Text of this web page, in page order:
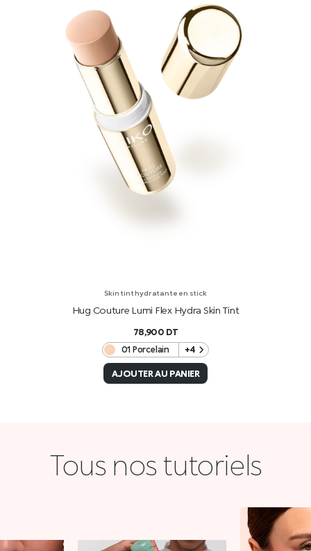
Skin tint hydratante en stick
Hug Couture Lumi Flex Hydra Skin Tint
78,900 DT
01 Porcelain
+4
AJOUTER AU PANIER
Tous nos tutoriels